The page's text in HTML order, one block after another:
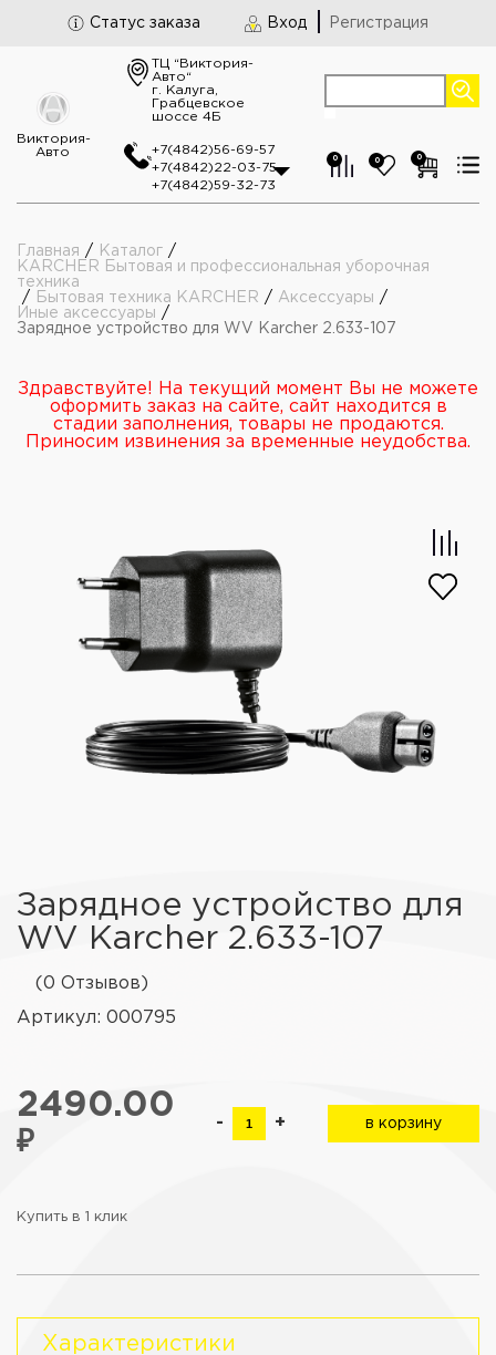
Статус заказа Вход Регистрация
Виктория-
Авто
ТЦ “Виктория-
Авто“
г. Калуга,
Грабцевское
шоссе 4Б
+7(4842)56-69-57
+7(4842)22-03-75
+7(4842)59-32-73
0 0 0
Главная / Каталог /
KARCHER Бытовая и профессиональная уборочная
техника
/
Бытовая техника KARCHER / Аксессуары /
Иные аксессуары /
Зарядное устройство для WV Karcher 2.633-107
Здравствуйте! На текущий момент Вы не можете
оформить заказ на сайте, сайт находится в
стадии заполнения, товары не продаются.
Приносим извинения за временные неудобства.
Зарядное устройство для
WV Karcher 2.633-107
(0 Отзывов)
Артикул: 000795
2490.00
₽
- + в корзину
Купить в 1 клик
Характеристики